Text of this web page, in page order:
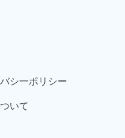
シ一ポリシー
いて